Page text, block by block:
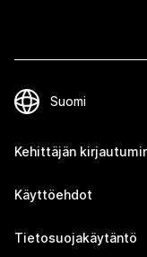
Kehittäjän
Käyttöehdot
Tietosuojakäytäntö